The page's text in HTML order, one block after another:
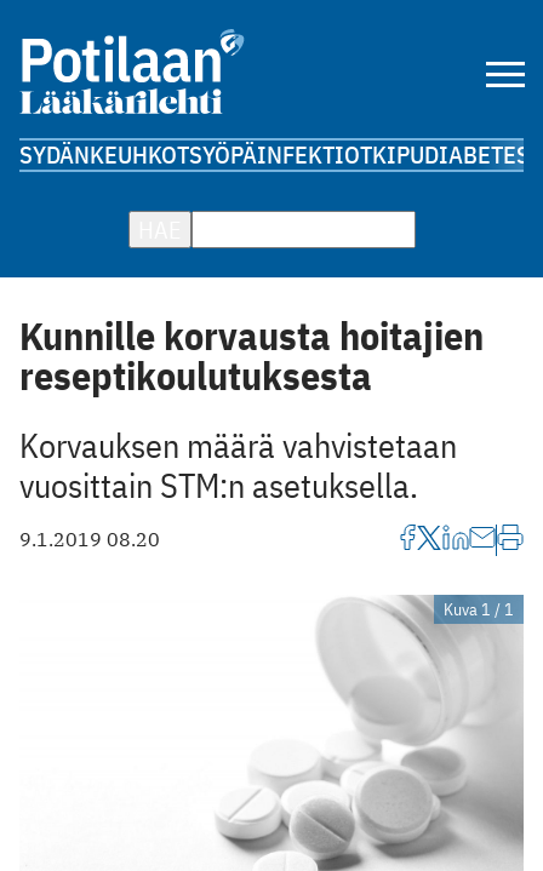
SYDÄNKEUHKOTSYÖPÄINFEKTIOTKIPUDIABETES
Kunnille korvausta hoitajien
reseptikoulutuksesta
Korvauksen määrä vahvistetaan
vuosittain STM:n asetuksella.
9.1.2019 08.20
Kuva 1 / 1